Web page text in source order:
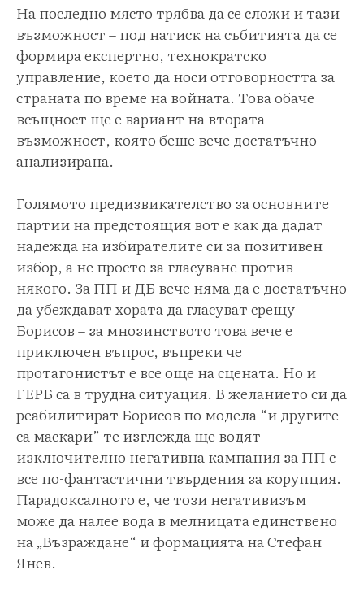
На последно място трябва да се сложи и тази
възможност – под натиск на събитията да се
формира експертно, технократско
управление, което да носи отговорността за
страната по време на войната. Това обаче
всъщност ще е вариант на втората
възможност, която беше вече достатъчно
анализирана.
Голямото предизвикателство за основните
партии на предстоящия вот е как да дадат
надежда на избирателите си за позитивен
избор, а не просто за гласуване против
някого. За ПП и ДБ вече няма да е достатъчно
да убеждават хората да гласуват срещу
Борисов – за мнозинството това вече е
приключен въпрос, въпреки че
протагонистът е все още на сцената. Но и
ГЕРБ са в трудна ситуация. В желанието си да
реабилитират Борисов по модела “и другите
са маскари” те изглежда ще водят
изключително негативна кампания за ПП с
все по-фантастични твърдения за корупция.
Парадоксалното е, че този негативизъм
може да налее вода в мелницата единствено
на „Възраждане“ и формацията на Стефан
Янев.